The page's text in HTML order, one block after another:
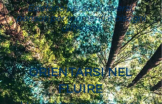
Esistono percorsi diversi,
pensati per momenti e bisogni
differenti
ORIENTARSI NEL
FLUIRE